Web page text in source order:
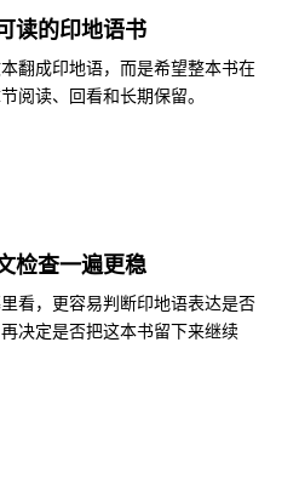
读的印地语书
翻成印地语，而是希望整本书在
阅读、回看和长期保留。
检查一遍更稳
看，更容易判断印地语表达是否
决定是否把这本书留下来继续